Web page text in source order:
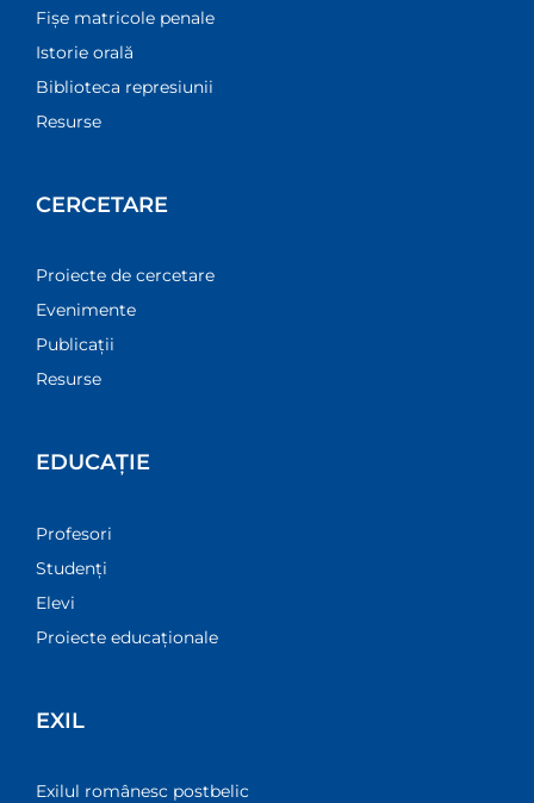
Fișe matricole penale
Istorie orală
Biblioteca represiunii
Resurse
CERCETARE
Proiecte de cercetare
Evenimente
Publicații
Resurse
EDUCAȚIE
Profesori
Studenți
Elevi
Proiecte educaționale
EXIL
Exilul românesc postbelic